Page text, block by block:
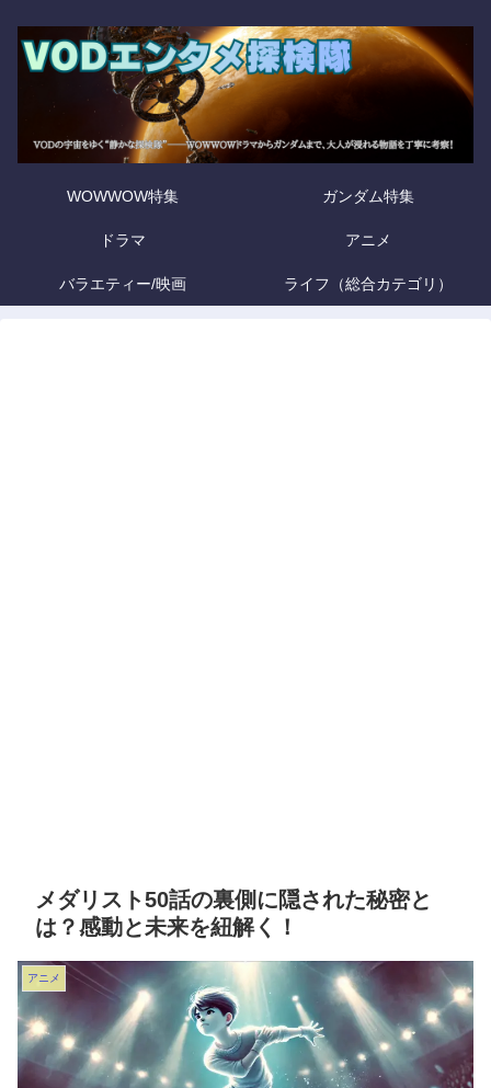
WOWWOW特集 ガンダム特集
ドラマ アニメ
バラエティー/映画 ライフ（総合カテゴリ）
メダリスト50話の裏側に隠された秘密と
は？感動と未来を紐解く！
アニメ